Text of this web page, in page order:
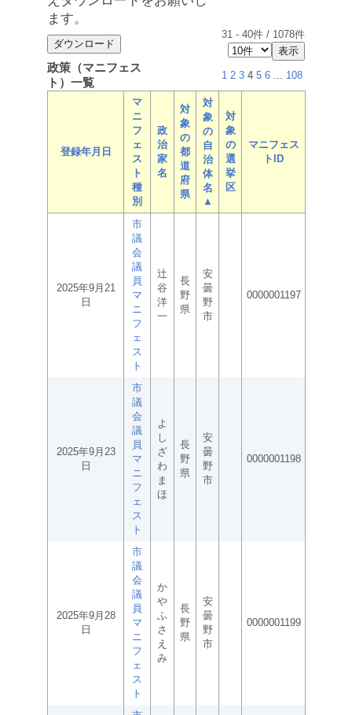
ます。
31 - 40件 / 1078件
政策（マニフェス
ト）一覧
1 2 3 4 5 6 ... 108
登録年月日
マ
ニ
フ
ェ
ス
ト
種
別
政
治
家
名
対
象
の
都
道
府
県
対
象
の
自
治
体
名
▲
対
象
の
選
挙
区
マニフェス
トID
2025年9月21
日
市
議
会
議
員
マ
ニ
フ
ェ
ス
ト
辻
谷
洋
一
長
野
県
安
曇
野
市
0000001197
2025年9月23
日
市
議
会
議
員
マ
ニ
フ
ェ
ス
ト
よ
し
ざ
わ
ま
ほ
長
野
県
安
曇
野
市
0000001198
2025年9月28
日
市
議
会
議
員
マ
ニ
フ
ェ
ス
ト
か
や
ふ
さ
え
み
長
野
県
安
曇
野
市
0000001199